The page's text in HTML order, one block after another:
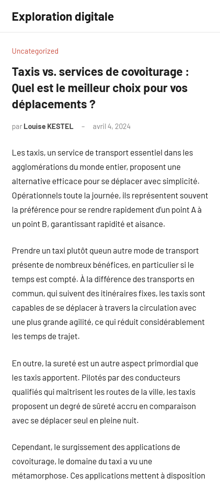
contenu
Exploration digitale
Uncategorized
Taxis vs. services de covoiturage :
Quel est le meilleur choix pour vos
déplacements ?
par Louise KESTEL avril 4, 2024
Les taxis, un service de transport essentiel dans les
agglomérations du monde entier, proposent une
alternative efficace pour se déplacer avec simplicité.
Opérationnels toute la journée, ils représentent souvent
la préférence pour se rendre rapidement d’un point A à
un point B, garantissant rapidité et aisance.
Prendre un taxi plutôt queun autre mode de transport
présente de nombreux bénéfices, en particulier si le
temps est compté. À la différence des transports en
commun, qui suivent des itinéraires fixes, les taxis sont
capables de se déplacer à travers la circulation avec
une plus grande agilité, ce qui réduit considérablement
les temps de trajet.
En outre, la sureté est un autre aspect primordial que
les taxis apportent. Pilotés par des conducteurs
qualifiés qui maîtrisent les routes de la ville, les taxis
proposent un degré de sûreté accru en comparaison
avec se déplacer seul en pleine nuit.
Cependant, le surgissement des applications de
covoiturage, le domaine du taxi a vu une
métamorphose. Ces applications mettent à disposition